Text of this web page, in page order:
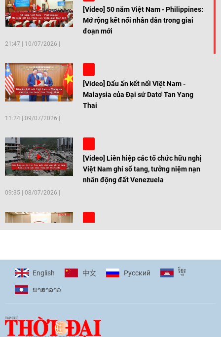
[Video] 50 năm Việt Nam - Philippines:
Mở rộng kết nối nhân dân trong giai
đoạn mới
21:47 10/07/2026
[Video] Dấu ấn kết nối Việt Nam -
Malaysia của Đại sứ Dato' Tan Yang
Thai
11:24 09/07/2026
[Video] Liên hiệp các tổ chức hữu nghị
Việt Nam ghi sổ tang, tưởng niệm nạn
nhân động đất Venezuela
09:35 08/07/2026
[Video] Trẻ em Đông Á cùng kiến tạo
11:10|17/06/2026
English 中文 Pусский ខ្មែរ
ພາ​ສາ​ລາວ